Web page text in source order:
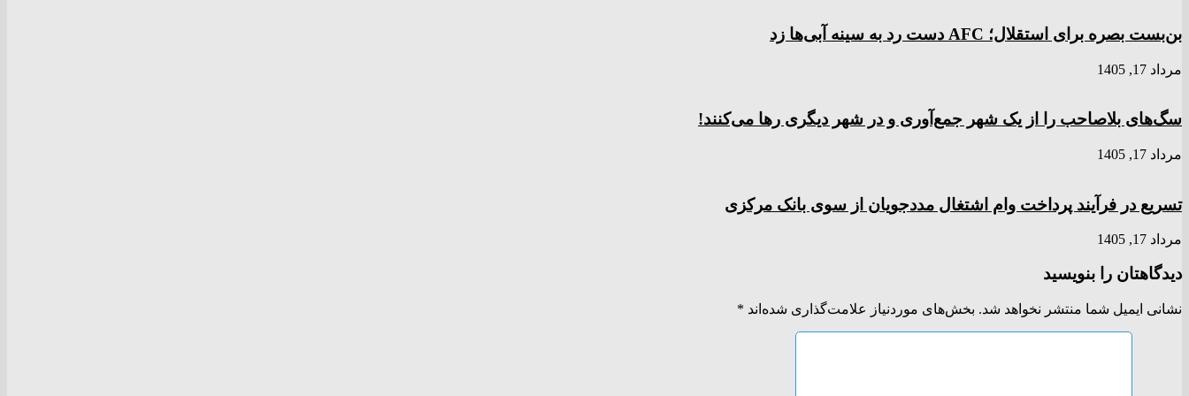
بن‌بست بصره برای استقلال؛ AFC دست رد به سینه آبی‌ها زد
مرداد 17, 1405
سگ‌های بلاصاحب را از یک شهر جمع‌آوری و در شهر دیگری رها می‌کنند!
مرداد 17, 1405
تسریع در فرآیند پرداخت وام اشتغال مددجویان از سوی بانک مرکزی
مرداد 17, 1405
دیدگاهتان را بنویسید
نشانی ایمیل شما منتشر نخواهد شد. بخش‌های موردنیاز علامت‌گذاری شده‌اند *